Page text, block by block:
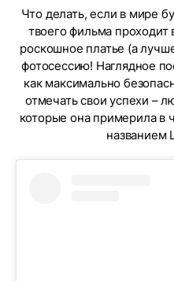
Что делать, если в мире
твоего фильма
роскошное платье (а
фотосессию! Наглядное
как максимально
отмечать свои успехи –
которые она примерила в
названием